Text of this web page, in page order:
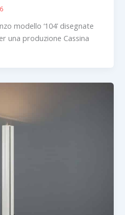
modello ‘104’ disegnate
una produzione Cassina